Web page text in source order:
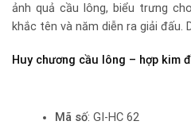
ảnh quả cầu lông, biểu trưng
khắc tên và năm diễn ra giải đấu.
Huy chương cầu lông – hợp kim
Mã số: GI-HC 62